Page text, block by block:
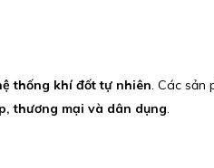
thống khí đốt tự nhiên. Các sản
thương mại và dân dụng.